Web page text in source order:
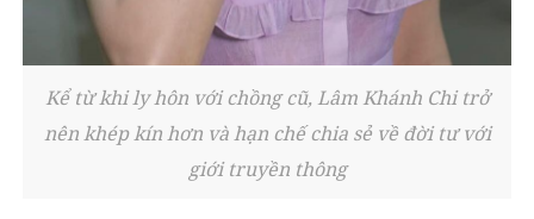
Kể từ khi ly hôn với chồng cũ, Lâm Khánh Chi trở
nên khép kín hơn và hạn chế chia sẻ về đời tư với
giới truyền thông